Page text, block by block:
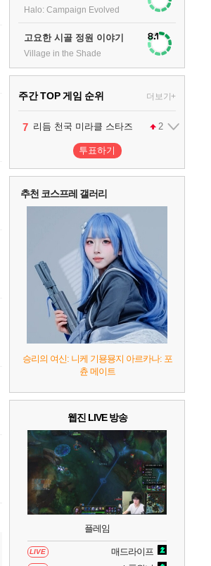
Halo: Campaign Evolved
고요한 시골 정원 이야기
Village in the Shade
8.1
주간 TOP 게임 순위 더보기+
1 팰월드
2 1
3 프로야구스피리츠2026 2
4 드래곤소드 : 어웨이크닝 2
5 블라인드 삼국 1
6 1
7 리듬 천국 미라클 스타즈 2
8 헤일로: 캠페인 이볼브드 2
레고 배트맨: 레거시 오브 더 다크 나이트
투표하기
추천 코스프레 갤러리
승리의 여신: 니케 기묭묭지 아르카나: 포
츈 메이트
웹진 LIVE 방송
플레임
LIVE 매드라이프